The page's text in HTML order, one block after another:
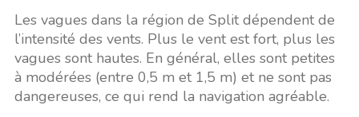
Les vagues dans la région de Split dépendent de
l’intensité des vents. Plus le vent est fort, plus les
vagues sont hautes. En général, elles sont petites
à modérées (entre 0,5 m et 1,5 m) et ne sont pas
dangereuses, ce qui rend la navigation agréable.